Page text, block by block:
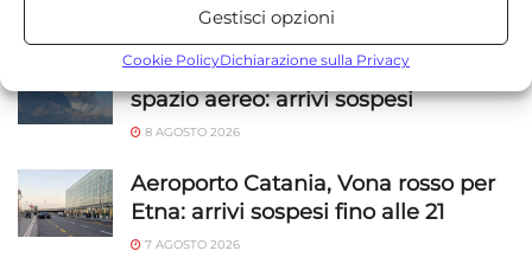
Archiviare informazioni su dispositivo e/o accedervi, Misurare le
prestazioni degli annunci, Misurare le prestazioni dei contenuti,
combinazione di dati provenienti da fonti diverse.
Marketing
Archiviare informazioni su dispositivo e/o accedervi, Utilizzare
dati limitati per la selezione della pubblicità, Creare profili per la
Gestisci opzioni
Cookie PolicyDichiarazione sulla Privacy
Etna in eruzione, Catania chiude lo
spazio aereo: arrivi sospesi
8 AGOSTO 2026
Aeroporto Catania, Vona rosso per
Etna: arrivi sospesi fino alle 21
7 AGOSTO 2026